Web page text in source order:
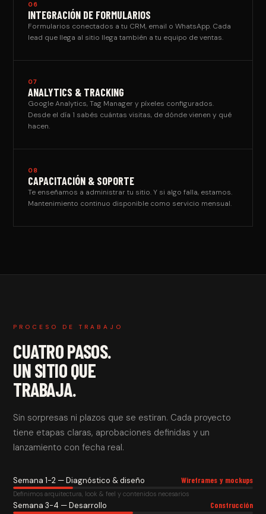
06
INTEGRACIÓN DE FORMULARIOS
Formularios conectados a tu CRM, email o WhatsApp. Cada
lead que llega al sitio llega también a tu equipo de ventas.
07
ANALYTICS & TRACKING
Google Analytics, Tag Manager y píxeles configurados.
Desde el día 1 sabés cuántas visitas, de dónde vienen y qué
hacen.
08
CAPACITACIÓN & SOPORTE
Te enseñamos a administrar tu sitio. Y si algo falla, estamos.
Mantenimiento continuo disponible como servicio mensual.
PROCESO DE TRABAJO
CUATRO PASOS.
UN SITIO QUE
TRABAJA.
Sin sorpresas ni plazos que se estiran. Cada proyecto
tiene etapas claras, aprobaciones definidas y un
lanzamiento con fecha real.
Semana 1-2 — Diagnóstico & diseño Wireframes y mockups
Definimos arquitectura, look & feel y contenidos necesarios
Semana 3-4 — Desarrollo Construcción